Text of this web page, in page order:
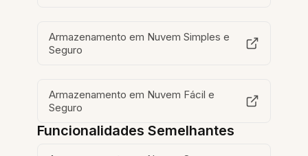
Armazenamento em Nuvem Simples e
Seguro
Armazenamento em Nuvem Fácil e
Seguro
Funcionalidades Semelhantes